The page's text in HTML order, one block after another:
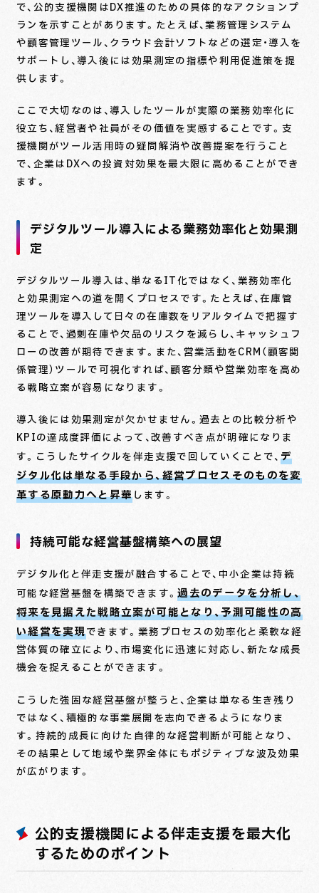
で、公的支援機関はDX推進のための具体的なアクションプ
ランを示すことがあります。たとえば、業務管理システム
や顧客管理ツール、クラウド会計ソフトなどの選定・導入を
サポートし、導入後には効果測定の指標や利用促進策を提
供します。
ここで大切なのは、導入したツールが実際の業務効率化に
役立ち、経営者や社員がその価値を実感することです。支
援機関がツール活用時の疑問解消や改善提案を行うこと
で、企業はDXへの投資対効果を最大限に高めることができ
ます。
デジタルツール導入による業務効率化と効果測
定
デジタルツール導入は、単なるIT化ではなく、業務効率化
と効果測定への道を開くプロセスです。たとえば、在庫管
理ツールを導入して日々の在庫数をリアルタイムで把握す
ることで、過剰在庫や欠品のリスクを減らし、キャッシュフ
ローの改善が期待できます。また、営業活動をCRM（顧客関
係管理）ツールで可視化すれば、顧客分類や営業効率を高め
る戦略立案が容易になります。
導入後には効果測定が欠かせません。過去との比較分析や
KPIの達成度評価によって、改善すべき点が明確になりま
す。こうしたサイクルを伴走支援で回していくことで、 デ
ジタル化は単なる手段から、経営プロセスそのものを変
革する原動力へと昇華します。
持続可能な経営基盤構築への展望
デジタル化と伴走支援が融合することで、中小企業は持続
可能な経営基盤を構築できます。過去のデータを分析し、
将来を見据えた戦略立案が可能となり、予測可能性の高
い経営を実現できます。業務プロセスの効率化と柔軟な経
営体質の確立により、市場変化に迅速に対応し、新たな成長
機会を捉えることができます。
こうした強固な経営基盤が整うと、企業は単なる生き残り
ではなく、積極的な事業展開を志向できるようになりま
す。持続的成長に向けた自律的な経営判断が可能となり、
その結果として地域や業界全体にもポジティブな波及効果
が広がります。
公的支援機関による伴走支援を最大化
するためのポイント